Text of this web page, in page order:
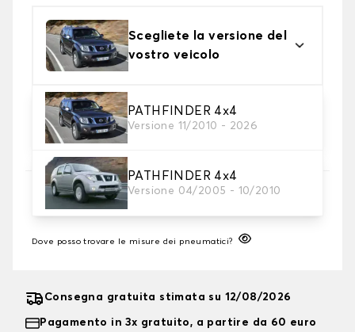
Scegliete la versione del
vostro veicolo
PATHFINDER 4x4
Versione 11/2010 - 2026
PATHFINDER 4x4
Versione 04/2005 - 10/2010
2. Finitura a calza
Scegli le calze da neve adatte alle tue necessità
3. Dimensioni
Inserire le dimensioni del pneumatico
Dove posso trovare le misure dei pneumatici?
Consegna gratuita stimata su 12/08/2026
Pagamento in 3x gratuito, a partire da 60 euro